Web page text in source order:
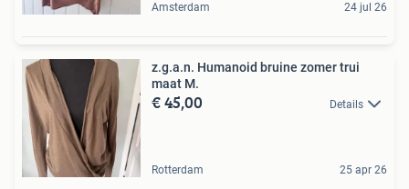
Amsterdam 24 jul 26
z.g.a.n. Humanoid bruine zomer trui
maat M.
€ 45,00 Details
Rotterdam 25 apr 26